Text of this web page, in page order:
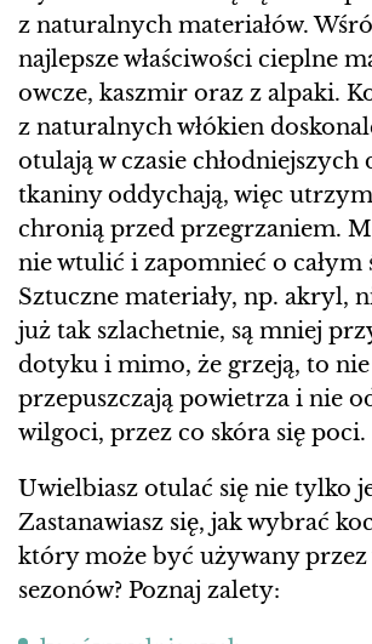
z naturalnych materiałów.
najlepsze właściwości cieplne
owcze, kaszmir oraz z alpaki.
z naturalnych włókien
otulają w czasie
tkaniny oddychają, więc
chronią przed przegrzaniem.
nie wtulić i zapomnieć o całym
Sztuczne materiały, np. akryl,
już tak szlachetnie, są mniej
dotyku i mimo, że grzeją, to nie
przepuszczają powietrza i nie
wilgoci, przez co skóra się poci.
Uwielbiasz otulać się nie tylko
Zastanawiasz się, jak wybrać
który może być używany przez
sezonów? Poznaj zalety: